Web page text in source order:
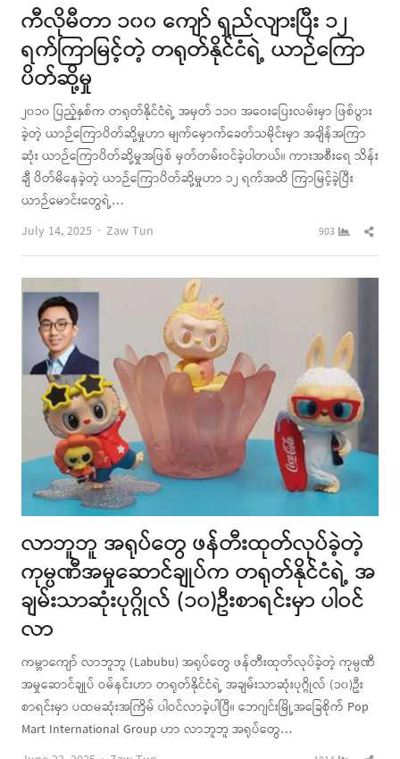
ကီလိုမီတာ ၁၀၀ ကျော် ရှည်လျားပြီး ၁၂
ရက်ကြာမြင့်တဲ့ တရုတ်နိုင်ငံရဲ့ ယာဉ်ကြော
ပိတ်ဆို့မှု
၂၀၁၀ ပြည့်နှစ်က တရုတ်နိုင်ငံရဲ့ အမှတ် ၁၁၀ အဝေးပြေးလမ်းမှာ ဖြစ်ပွား
ခဲ့တဲ့ ယာဉ်ကြောပိတ်ဆို့မှုဟာ မျက်မှောက်ခေတ်သမိုင်းမှာ အချိန်အကြာ
ဆုံး ယာဉ်ကြောပိတ်ဆို့မှုအဖြစ် မှတ်တမ်းဝင်ခဲ့ပါတယ်။ ကားအစီးရေ သိန်း
ချီ ပိတ်မိနေခဲ့တဲ့ ယာဉ်ကြောပိတ်ဆို့မှုဟာ ၁၂ ရက်အထိ ကြာမြင့်ခဲ့ပြီး
ယာဉ်မောင်းတွေရဲ့…
July 14, 2025
Author
Zaw Tun 903
လာဘူဘူ အရုပ်တွေ ဖန်တီးထုတ်လုပ်ခဲ့တဲ့
ကုမ္ပဏီအမှုဆောင်ချုပ်က တရုတ်နိုင်ငံရဲ့ အ
ချမ်းသာဆုံးပုဂ္ဂိုလ် (၁၀)ဦးစာရင်းမှာ ပါဝင်
လာ
ကမ္ဘာကျော် လာဘူဘူ (Labubu) အရုပ်တွေ ဖန်တီးထုတ်လုပ်ခဲ့တဲ့ ကုမ္ပဏီ
အမှုဆောင်ချုပ် ဝမ်နင်းဟာ တရုတ်နိုင်ငံရဲ့ အချမ်းသာဆုံးပုဂ္ဂိုလ် (၁၀)ဦး
စာရင်းမှာ ပထမဆုံးအကြိမ် ပါဝင်လာခဲ့ပါပြီ။ ဘေဂျင်းမြို့အခြေစိုက် Pop
Mart International Group ဟာ လာဘူဘူ အရုပ်တွေ…